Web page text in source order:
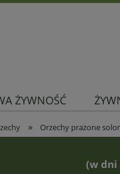
ŻYWNOŚĆ
» Orzechy prażone
(w dni